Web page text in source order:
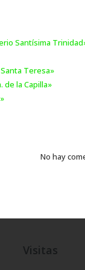
Santísima
Santa Teresa»
de la Capilla»
No hay
Visitas